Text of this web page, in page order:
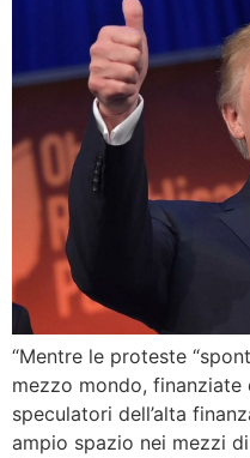
“Mentre le proteste
mezzo mondo,
speculatori dell’alta
ampio spazio nei mezzi